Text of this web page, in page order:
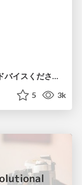
画像コンペの進め方を晒すのでアドバイスください！ / My pipeline for image competitions
5 3k